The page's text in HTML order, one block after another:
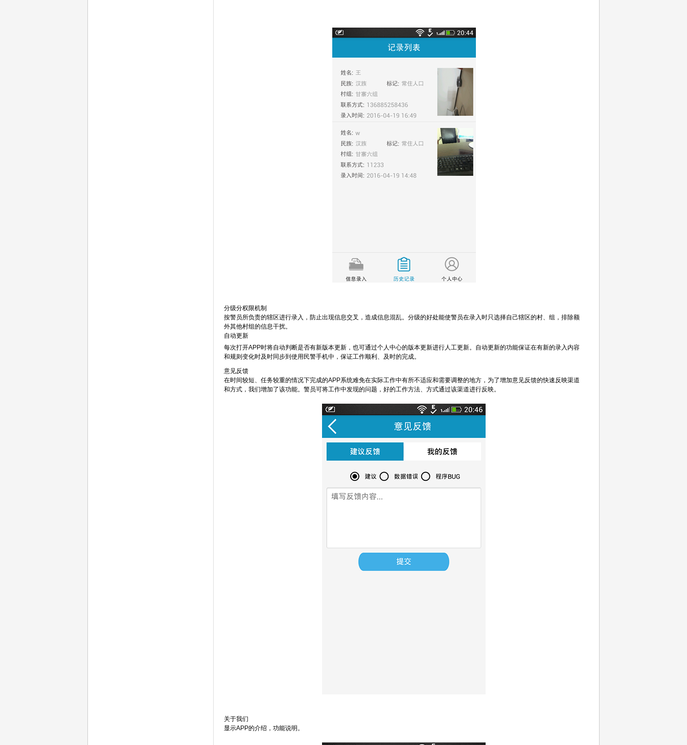
分级分权限机制
按警员所负责的辖区进行录入，防止出现信息交叉，造成信息混乱。分级的好处能使警员在录入时只选择自己辖区的村、组，排除额
外其他村组的信息干扰。
自动更新
每次打开APP时将自动判断是否有新版本更新，也可通过个人中心的版本更新进行人工更新。自动更新的功能保证在有新的录入内容
和规则变化时及时同步到使用民警手机中，保证工作顺利、及时的完成。
意见反馈
在时间较短、任务较重的情况下完成的APP系统难免在实际工作中有所不适应和需要调整的地方，为了增加意见反馈的快速反映渠道
和方式，我们增加了该功能。警员可将工作中发现的问题，好的工作方法、方式通过该渠道进行反映。
关于我们
显示APP的介绍，功能说明。